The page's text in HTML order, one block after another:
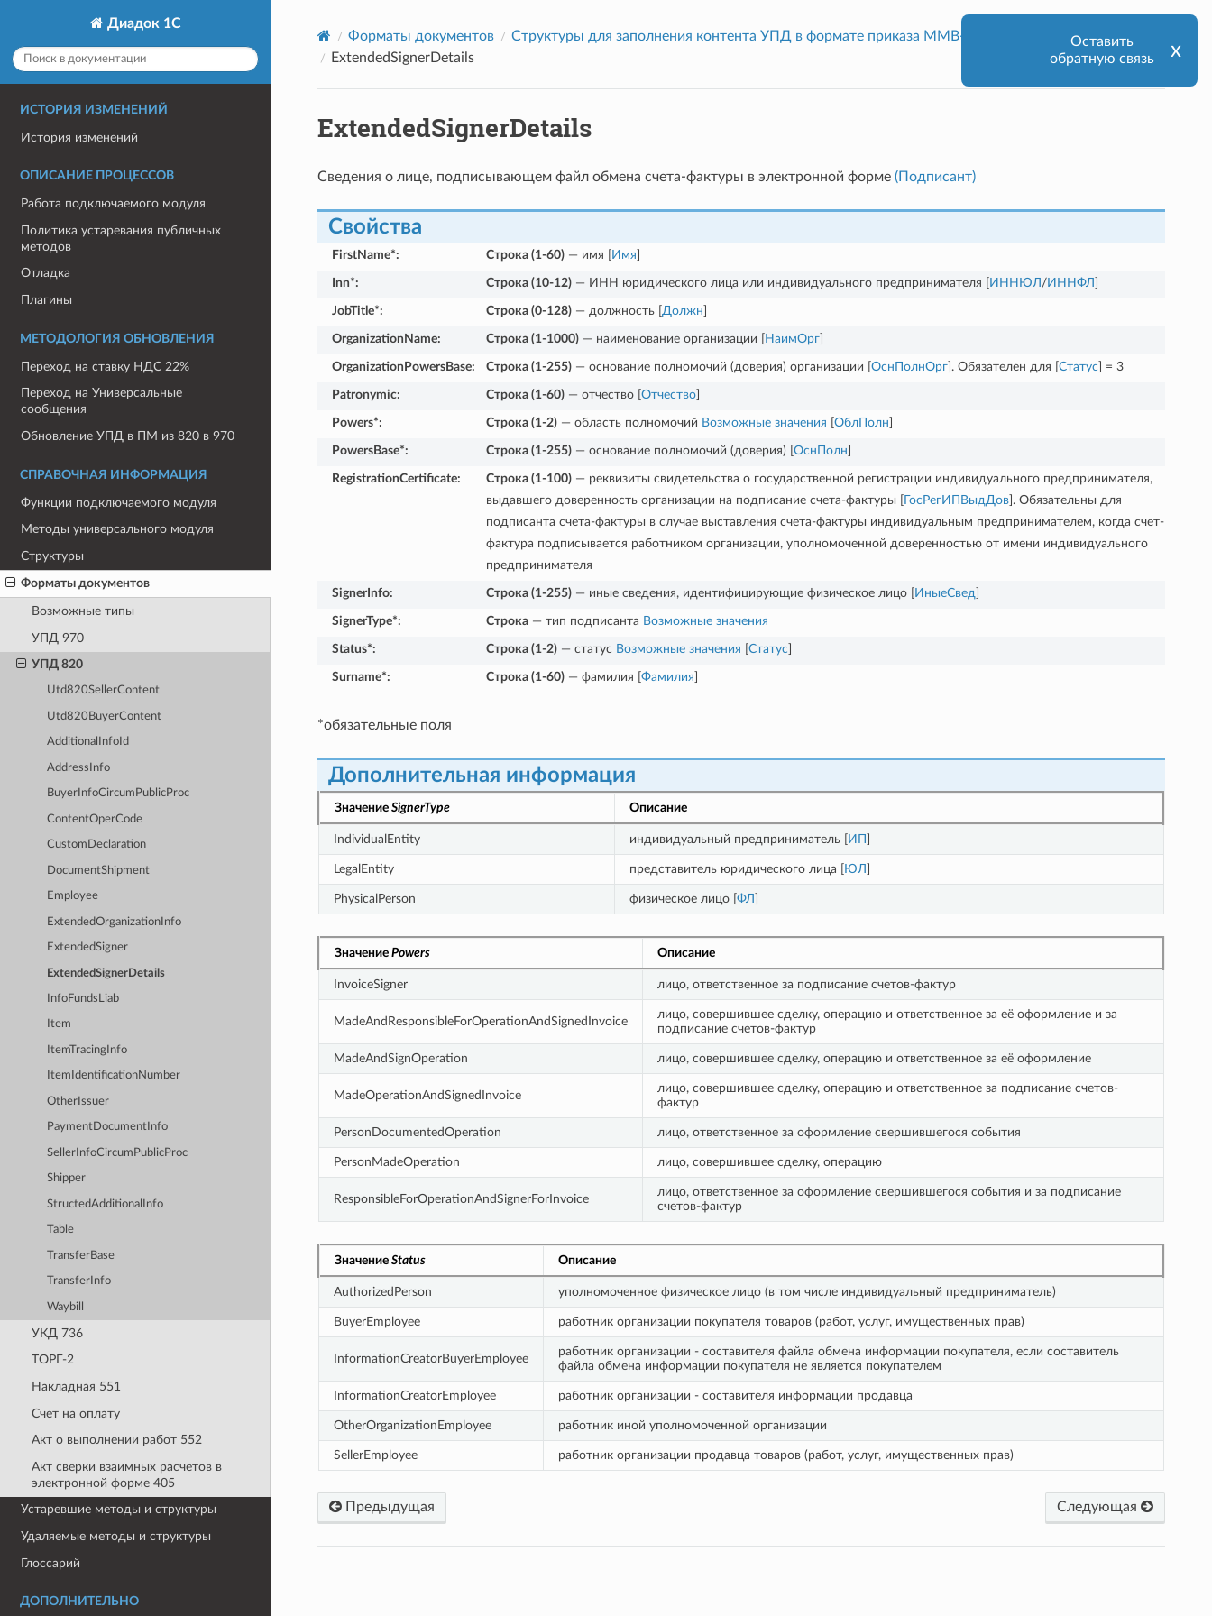
Диадок 1С
ИСТОРИЯ ИЗМЕНЕНИЙ
История изменений
ОПИСАНИЕ ПРОЦЕССОВ
Работа подключаемого модуля
Политика устаревания публичных
методов
Отладка
Плагины
МЕТОДОЛОГИЯ ОБНОВЛЕНИЯ
Переход на ставку НДС 22%
Переход на Универсальные
сообщения
Обновление УПД в ПМ из 820 в 970
СПРАВОЧНАЯ ИНФОРМАЦИЯ
Функции подключаемого модуля
Методы универсального модуля
Структуры
Форматы документов
Возможные типы
УПД 970
УПД 820
Utd820SellerContent
Utd820BuyerContent
AdditionalInfoId
AddressInfo
BuyerInfoCircumPublicProc
ContentOperCode
CustomDeclaration
DocumentShipment
Employee
ExtendedOrganizationInfo
ExtendedSigner
ExtendedSignerDetails
InfoFundsLiab
Item
ItemTracingInfo
ItemIdentificationNumber
OtherIssuer
PaymentDocumentInfo
SellerInfoCircumPublicProc
Shipper
StructedAdditionalInfo
Table
TransferBase
TransferInfo
Waybill
УКД 736
ТОРГ-2
Накладная 551
Счет на оплату
Акт о выполнении работ 552
Акт сверки взаимных расчетов в
электронной форме 405
Устаревшие методы и структуры
Удаляемые методы и структуры
Глоссарий
ДОПОЛНИТЕЛЬНО
Форматы документов
Структуры для заполнения контента УПД в формате приказа ММВ-7-15/820@
ExtendedSignerDetails
ExtendedSignerDetails
Сведения о лице, подписывающем файл обмена счета-фактуры в электронной форме (Подписант)
Свойства
FirstName*: Строка (1-60)— имя [ Имя
Inn*: Строка (10-12)— ИНН юридического лица или индивидуального предпринимателя [ ИННЮЛ /ИННФЛ
JobTitle*: Строка (0-128)— должность [ Должн
OrganizationName: Строка (1-1000)— наименование организации [ НаимОрг]
OrganizationPowersBase: Строка (1-255)— основание полномочий (доверия) организации [ ОснПолнОрг]. Обязателен для [ Статус ] = 3
Patronymic: Строка (1-60)— отчество [ Отчество]
Powers*: Строка (1-2)— область полномочий Возможные значения ОблПолн
PowersBase*: Строка (1-255)— основание полномочий (доверия) [ ОснПолн
RegistrationCertificate: Строка (1-100)— реквизиты свидетельства о государственной регистрации индивидуального предпринимателя,
выдавшего доверенность организации на подписание счета-фактуры [
ГосРегИПВыдДов]. Обязательны для
подписанта счета-фактуры в случае выставления счета-фактуры индивидуальным предпринимателем, когда счет-
фактура подписывается работником организации, уполномоченной доверенностью от имени индивидуального
предпринимателя
SignerInfo: Строка (1-255)— иные сведения, идентифицирующие физическое лицо [ ИныеСвед
SignerType*: Строка— тип подписанта Возможные значения
Status*: Строка (1-2)— статус Возможные значения Статус
Surname*: Строка (1-60)— фамилия [ Фамилия
*обязательные поля
Дополнительная информация
Значение SignerType Описание
IndividualEntity индивидуальный предприниматель [ ИП
LegalEntity представитель юридического лица [ ЮЛ
PhysicalPerson физическое лицо [ ФЛ
Значение Powers Описание
InvoiceSigner лицо, ответственное за подписание счетов-фактур
MadeAndResponsibleForOperationAndSignedInvoice
лицо, совершившее сделку, операцию и ответственное за её оформление и за
подписание счетов-фактур
MadeAndSignOperation лицо, совершившее сделку, операцию и ответственное за её оформление
MadeOperationAndSignedInvoice
лицо, совершившее сделку, операцию и ответственное за подписание счетов-
фактур
PersonDocumentedOperation лицо, ответственное за оформление свершившегося события
PersonMadeOperation лицо, совершившее сделку, операцию
ResponsibleForOperationAndSignerForInvoice
лицо, ответственное за оформление свершившегося события и за подписание
счетов-фактур
Значение Status Описание
AuthorizedPerson уполномоченное физическое лицо (в том числе индивидуальный предприниматель)
BuyerEmployee работник организации покупателя товаров (работ, услуг, имущественных прав)
InformationCreatorBuyerEmployee
работник организации - составителя файла обмена информации покупателя, если составитель
файла обмена информации покупателя не является покупателем
InformationCreatorEmployee работник организации - составителя информации продавца
OtherOrganizationEmployee работник иной уполномоченной организации
SellerEmployee работник организации продавца товаров (работ, услуг, имущественных прав)
Предыдущая Следующая
Оставить
обратную связь
х